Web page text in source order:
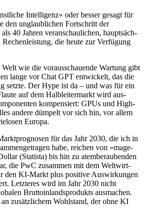
Intelligenz« oder besser gesagt für
den un­glaub­li­chen Fortschritt der
40 Jahren veranschaulichen, haupt­säch­
die heute zur Verfügung
wie die vo­raus­schau­ende Wartung gibt
lange vor Chat GPT entwickelt, das die
setzte. Der Hype ist da – und was für ein
auf dem Halb­leiter­markt wird aus­
kom­pen­siert: GPUs und High-
andere düm­pelt vor sich hin, vor allem
Europa.
für das Jahr 2030, die ich in
habe, reichen von »ma­ge­
(Statista) bis hin zu atemberaubenden
die PwC zusammen mit dem Welt­wirt­
den KI-Markt plus positive Auswirkungen
Letzteres wird im Jahr 2030 nicht
Bruttoinlandsprodukts aus­ma­chen.
zu­sätz­li­chem Wohl­stand, der ohne KI